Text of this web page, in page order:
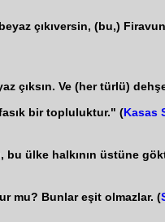
çıkıversin, (bu,)
çıksın. Ve (her türlü)
bir topluluktur." (Kasas
bu ülke halkının üstüne
mu? Bunlar eşit olmazlar. (